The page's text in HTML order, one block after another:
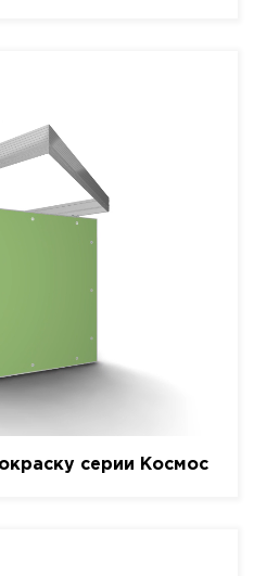
серии Космос